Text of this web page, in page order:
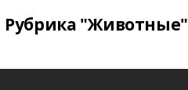
Рубрика "Животные"